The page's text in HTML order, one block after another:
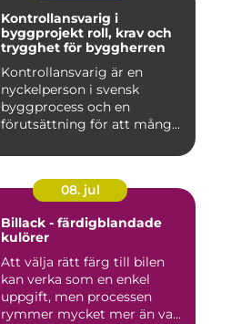
Kontrollansvarig i
byggprojekt roll, krav och
trygghet för byggherren
Kontrollansvarig är en
nyckelperson i svensk
byggprocess och en
förutsättning för att många
08. jul
Billack - färdigblandade
kulörer
Att välja rätt färg till bilen
kan verka som en enkel
uppgift, men processen
rymmer mycket mer än va...